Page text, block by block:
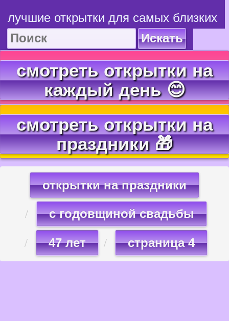
лучшие открытки для самых близких
Искать
смотреть открытки на
каждый день 😊
смотреть открытки на
праздники 🎁
открытки на праздники
с годовщиной свадьбы
47 лет страница 4